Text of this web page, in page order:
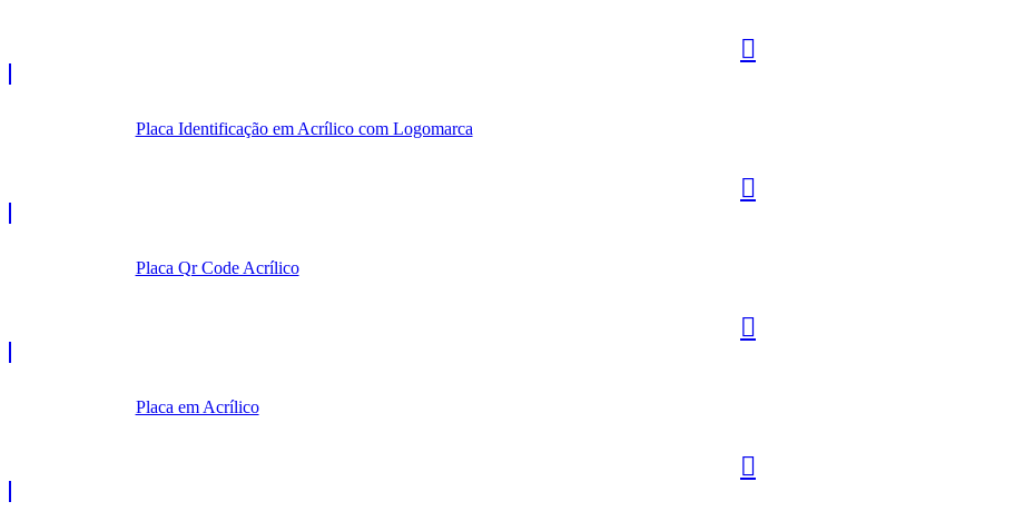
Placa Identificação em Acrílico com Logomarca
Placa Qr Code Acrílico
Placa em Acrílico